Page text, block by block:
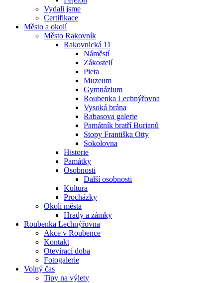
Vydali jsme
Certifikace
Město a okolí
Město Rakovník
Rakovnická 11
Náměstí
Zákostelí
Pieta
Muzeum
Gymnázium
Roubenka Lechnýřovna
Vysoká brána
Rabasova galerie
Památník bratří Burianů
Stopy Františka Otty
Sokolovna
Historie
Památky
Osobnosti
Další osobnosti
Kultura
Procházky
Okolí města
Hrady a zámky
Roubenka Lechnýřovna
Akce v Roubence
Kontakt
Otevírací doba
Fotogalerie
Volný čas
Tipy na výlety